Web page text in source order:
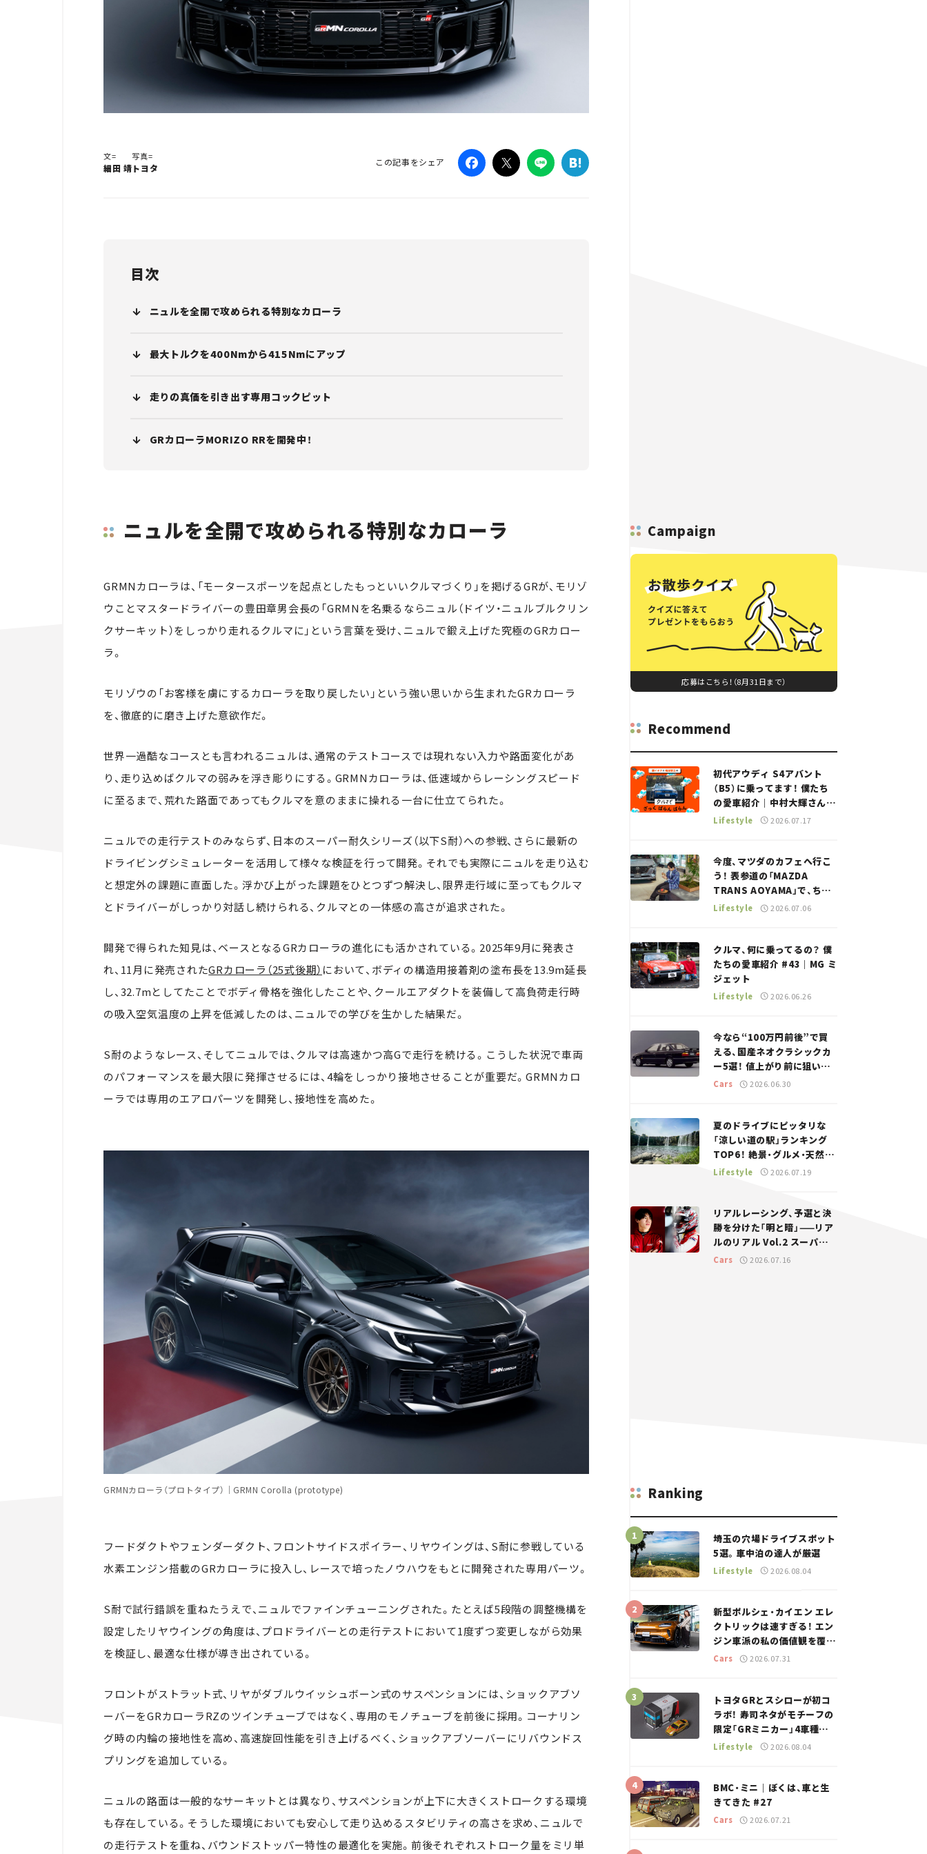
文=
細田 靖
写真=
トヨタ
この記事をシェア
目次
ニュルを全開で攻められる特別なカローラ
最大トルクを400Nmから415Nmにアップ
走りの真価を引き出す専用コックピット
GRカローラMORIZO RRを開発中！
ニュルを全開で攻められる特別なカローラ
GRMNカローラは、「モータースポーツを起点としたもっといいクルマづくり」を掲げるGRが、モリゾ
ウことマスタードライバーの豊田章男会長の「GRMNを名乗るならニュル（ドイツ・ニュルブルクリン
クサーキット）をしっかり走れるクルマに」という言葉を受け、ニュルで鍛え上げた究極のGRカロー
ラ。
モリゾウの「お客様を虜にするカローラを取り戻したい」という強い思いから生まれたGRカローラ
を、徹底的に磨き上げた意欲作だ。
世界一過酷なコースとも言われるニュルは、通常のテストコースでは現れない入力や路面変化があ
り、走り込めばクルマの弱みを浮き彫りにする。GRMNカローラは、低速域からレーシングスピード
に至るまで、荒れた路面であってもクルマを意のままに操れる一台に仕立てられた。
ニュルでの走行テストのみならず、日本のスーパー耐久シリーズ（以下S耐）への参戦、さらに最新の
ドライビングシミュレーターを活用して様々な検証を行って開発。それでも実際にニュルを走り込む
と想定外の課題に直面した。浮かび上がった課題をひとつずつ解決し、限界走行域に至ってもクルマ
とドライバーがしっかり対話し続けられる、クルマとの一体感の高さが追求された。
開発で得られた知見は、ベースとなるGRカローラの進化にも活かされている。2025年9月に発表さ
れ、11月に発売されたGRカローラ（25式後期） において、ボディの構造用接着剤の塗布長を13.9m延長
し、32.7mとしてたことでボディ骨格を強化したことや、クールエアダクトを装備して高負荷走行時
の吸入空気温度の上昇を低減したのは、ニュルでの学びを生かした結果だ。
S耐のようなレース、そしてニュルでは、クルマは高速かつ高Gで走行を続ける。こうした状況で車両
のパフォーマンスを最大限に発揮させるには、4輪をしっかり接地させることが重要だ。GRMNカロ
ーラでは専用のエアロパーツを開発し、接地性を高めた。
GRMNカローラ（プロトタイプ）｜GRMN Corolla (prototype)
フードダクトやフェンダーダクト、フロントサイドスポイラー、リヤウイングは、S耐に参戦している
水素エンジン搭載のGRカローラに投入し、レースで培ったノウハウをもとに開発された専用パーツ。
S耐で試行錯誤を重ねたうえで、ニュルでファインチューニングされた。たとえば5段階の調整機構を
設定したリヤウイングの角度は、プロドライバーとの走行テストにおいて1度ずつ変更しながら効果
を検証し、最適な仕様が導き出されている。
フロントがストラット式、リヤがダブルウイッシュボーン式のサスペンションには、ショックアブソ
ーバーをGRカローラRZのツインチューブではなく、専用のモノチューブを前後に採用。コーナリン
グ時の内輪の接地性を高め、高速旋回性能を引き上げるべく、ショックアブソーバーにリバウンドス
プリングを追加している。
ニュルの路面は一般的なサーキットとは異なり、サスペンションが上下に大きくストロークする環境
も存在している。そうした環境においても安心して走り込めるスタビリティの高さを求め、ニュルで
の走行テストを重ね、バウンドストッパー特性の最適化を実施。前後それぞれストローク量をミリ単
Campaign
応募はこちら！（8月31日まで）
Recommend
初代アウディ S4アバント
（B5）に乗ってます！ 僕たち
の愛車紹介｜中村大輝さん
——瀬イオナと嶋田智之の
Lifestyle 2026.07.17
今度、マツダのカフェへ行こ
う！ 表参道の「MAZDA
TRANS AOYAMA」で、ちょ
っとひと息。——連載｜CCG
Lifestyle 2026.07.06
クルマ、何に乗ってるの？ 僕
たちの愛車紹介 #43｜MG ミ
ジェット
Lifestyle 2026.06.26
今なら“100万円前後”で買
える、国産ネオクラシックカ
ー5選！ 値上がり前に狙いた
い、中古車探しをお手伝い――ち
Cars 2026.06.30
夏のドライブにピッタリな
「涼しい道の駅」ランキング
TOP6！ 絶景・グルメ・天然ク
ーラーなど、避暑におすすめ
Lifestyle 2026.07.19
リアルレーシング、予選と決
勝を分けた「明と暗」——リア
ルのリアル Vol.2 スーパー
GT 2026開幕戦 岡山国際サ
Cars 2026.07.16
Ranking
埼玉の穴場ドライブスポット
5選。車中泊の達人が厳選
Lifestyle 2026.08.04
新型ポルシェ・カイエン エレ
クトリックは速すぎる！ エン
ジン車派の私の価値観を覆し
た、新しいポルシェの走り。
Cars 2026.07.31
トヨタGRとスシローが初コ
ラボ！ 寿司ネタがモチーフの
限定「GRミニカー」4車種が
登場。入手方法は？【クルマ
Lifestyle 2026.08.04
BMC・ミニ｜ぼくは、車と生
きてきた #27
Cars 2026.07.21